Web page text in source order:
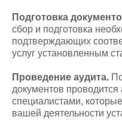
Подготовка
сбор и подготовка
подтверждающих
услуг установленным
Проведение аудита.
документов
специалистами,
вашей деятельности